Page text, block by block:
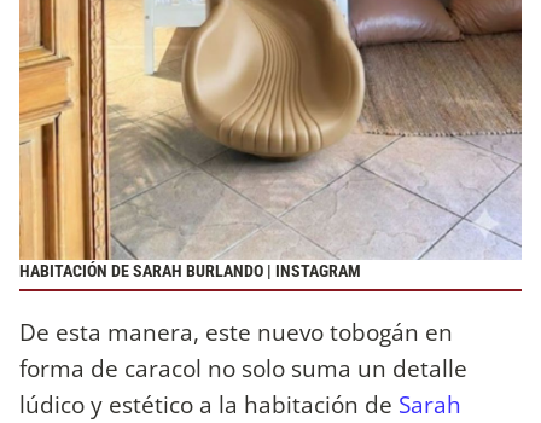
HABITACIÓN DE SARAH BURLANDO | INSTAGRAM
De esta manera, este nuevo tobogán en
forma de caracol no solo suma un detalle
lúdico y estético a la habitación de Sarah